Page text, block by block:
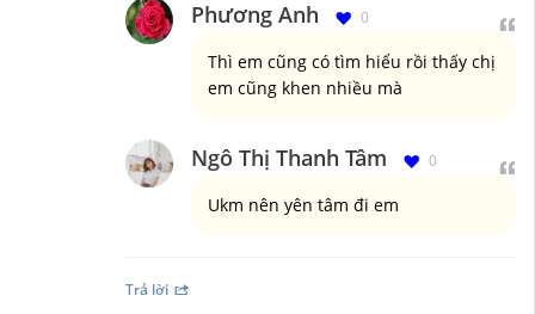
Phương Anh 0
Thì em cũng có tìm hiểu rồi thấy chị
em cũng khen nhiều mà
Ngô Thị Thanh Tâm 0
Ukm nên yên tâm đi em
Trả lời